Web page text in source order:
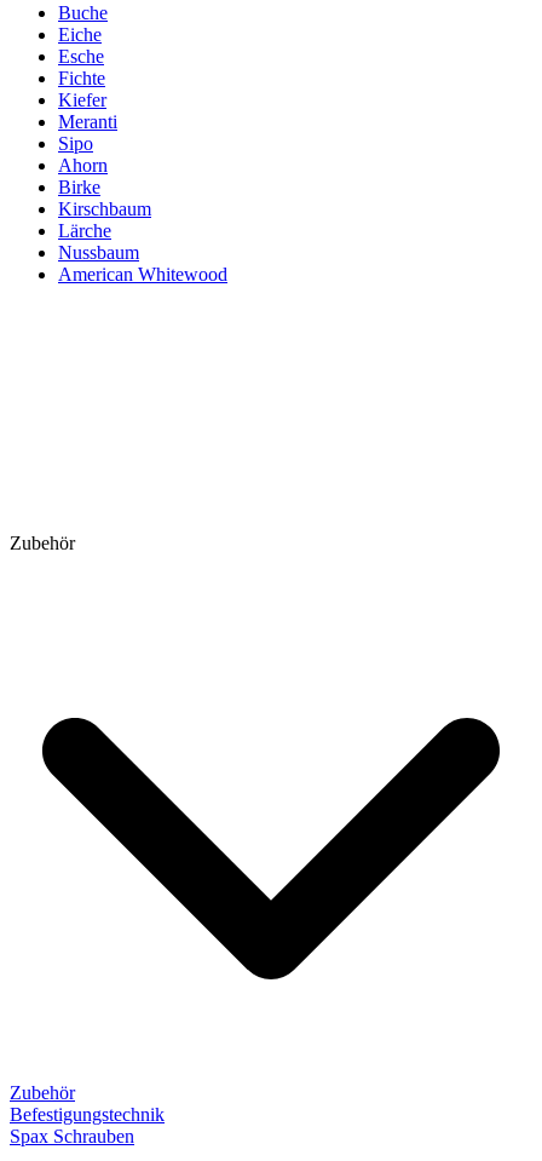
Buche
Eiche
Esche
Fichte
Kiefer
Meranti
Sipo
Ahorn
Birke
Kirschbaum
Lärche
Nussbaum
American Whitewood
Zubehör
Zubehör
Befestigungstechnik
Spax Schrauben